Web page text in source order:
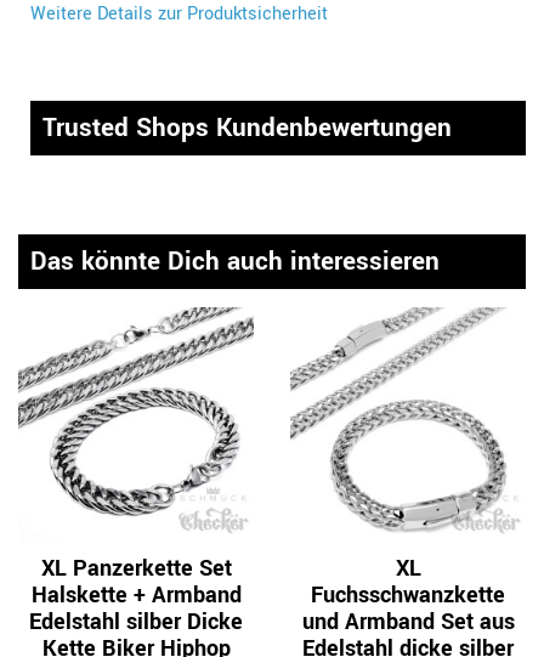
Weitere Details zur Produktsicherheit
Trusted Shops Kundenbewertungen
Das könnte Dich auch interessieren
XL Panzerkette Set
Halskette + Armband
Edelstahl silber Dicke
Kette Biker Hiphop
XL
Fuchsschwanzkette
und Armband Set aus
Edelstahl dicke silber